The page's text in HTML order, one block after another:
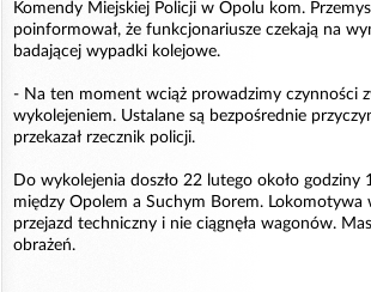
Komendy Miejskiej Policji w Opolu kom.
poinformował, że funkcjonariusze czekają na
badającej wypadki kolejowe.
- Na ten moment wciąż prowadzimy czynności
wykolejeniem. Ustalane są bezpośrednie
przekazał rzecznik policji.
Do wykolejenia doszło 22 lutego około godziny
między Opolem a Suchym Borem. Lokomotywa
przejazd techniczny i nie ciągnęła wagonów.
obrażeń.